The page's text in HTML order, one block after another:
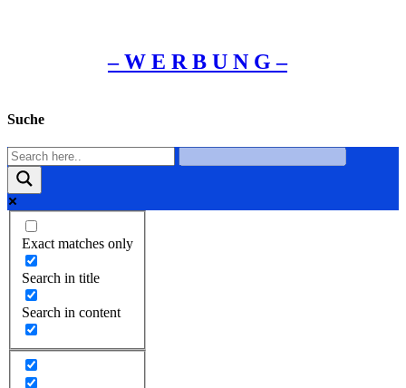
– W Ε R Β U Ν G –
Suche
Exact matches only
Search in title
Search in content